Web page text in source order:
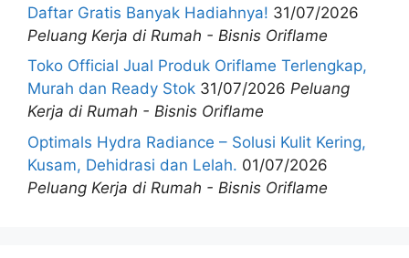
Daftar Gratis Banyak Hadiahnya! 31/07/2026
Peluang Kerja di Rumah - Bisnis Oriflame
Toko Official Jual Produk Oriflame Terlengkap,
Murah dan Ready Stok 31/07/2026 Peluang
Kerja di Rumah - Bisnis Oriflame
Optimals Hydra Radiance – Solusi Kulit Kering,
Kusam, Dehidrasi dan Lelah. 01/07/2026
Peluang Kerja di Rumah - Bisnis Oriflame